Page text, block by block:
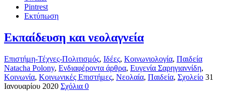
Pintrest
Εκτύπωση
Εκπαίδευση και νεολαγνεία
Επιστήμη-Τέχνες-Πολιτισμός, Ιδέες, Κοινωνιολογία, Παιδεία
Natacha Polony, Ενδιαφέροντα άρθρα, Ευγενία Σαρηγιαννίδη,
Κοινωνία, Κοινωνικές Επιστήμες, Νεολαία, Παιδεία, Σχολείο 31
Ιανουαρίου 2020 Σχόλια 0